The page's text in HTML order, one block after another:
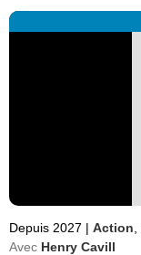
Depuis 2027 | Action
Avec Henry Cavill